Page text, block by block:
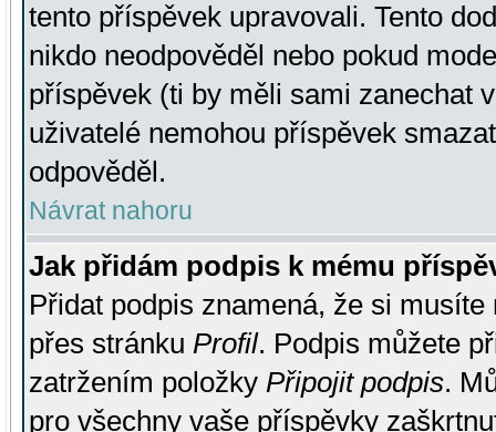
tento příspěvek upravovali. Tento
nikdo neodpověděl nebo pokud
příspěvek (ti by měli sami zanechat
uživatelé nemohou příspěvek
odpověděl.
Návrat nahoru
Jak přidám podpis k mému
Přidat podpis znamená, že si
přes stránku Profil. Podpis můžete
zatržením položky Připojit podpis.
pro všechny vaše příspěvky